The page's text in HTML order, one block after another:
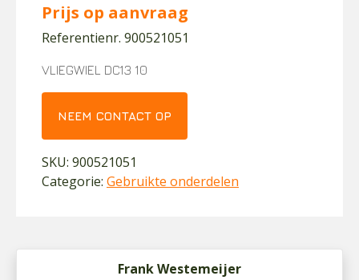
Prijs op aanvraag
Referentienr. 900521051
VLIEGWIEL DC13 10
NEEM CONTACT OP
SKU: 900521051
Categorie: Gebruikte onderdelen
Frank Westemeijer